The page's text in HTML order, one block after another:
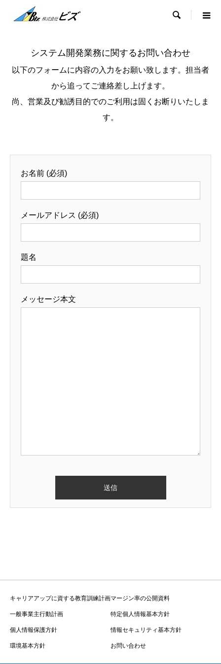

システム開発業務に関するお問い合わせ
以下のフォームに内容の入力をお願い致します。担当者
から追ってご連絡差し上げます。
尚、営業及び勧誘目的でのご利用は固くお断りいたしま
す。
お名前 (必須)
メールアドレス (必須)
題名
メッセージ本文
キャリアアップに資する教育訓練計画マージン率の公開資料
一般事業主行動計画 特定個人情報基本方針
個人情報保護方針 情報セキュリティ基本方針
環境基本方針 お問い合わせ